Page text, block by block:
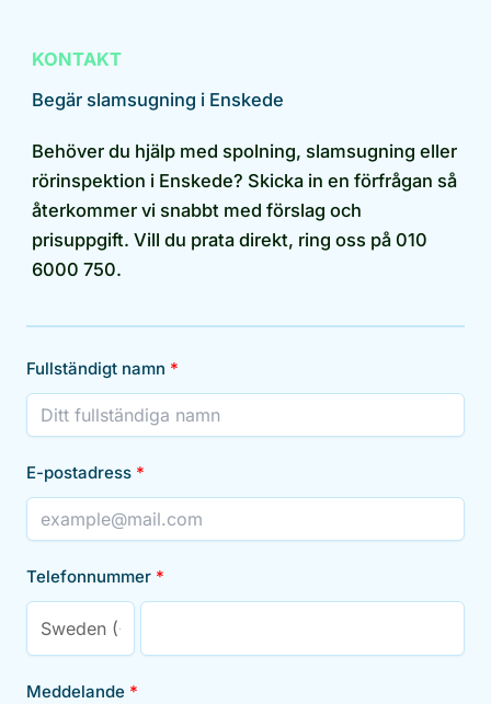
KONTAKT
Begär slamsugning i Enskede
Behöver du hjälp med spolning, slamsugning eller
rörinspektion i Enskede? Skicka in en förfrågan så
återkommer vi snabbt med förslag och
prisuppgift. Vill du prata direkt, ring oss på 010
6000 750.
Fullständigt namn
E-postadress
Telefonnummer
Meddelande